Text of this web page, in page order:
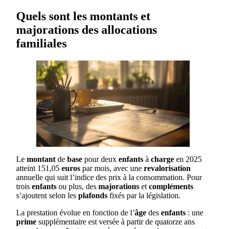
Quels sont les montants et
majorations des allocations
familiales
Le montant de base pour deux enfants à charge en 2025
atteint 151,05 euros par mois, avec une revalorisation
annuelle qui suit l’indice des prix à la consommation. Pour
trois enfants ou plus, des majorations et compléments
s’ajoutent selon les plafonds fixés par la législation.
La prestation évolue en fonction de l’âge des enfants : une
prime supplémentaire est versée à partir de quatorze ans